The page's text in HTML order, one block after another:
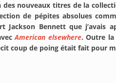
nouveaux titres de la
de pépites absolues
Jackson Bennett que
American elsewhere. Outre la
coup de poing était fait pour